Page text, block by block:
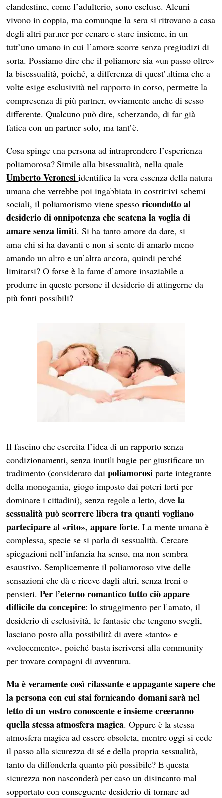
clandestine, come l’adulterio, sono escluse. Alcuni
vivono in coppia, ma comunque la sera si ritrovano a casa
degli altri partner per cenare e stare insieme, in un
tutt’uno umano in cui l’amore scorre senza pregiudizi di
sorta. Possiamo dire che il poliamore sia «un passo oltre»
la bisessualità, poiché, a differenza di quest’ultima che a
volte esige esclusività nel rapporto in corso, permette la
compresenza di più partner, ovviamente anche di sesso
differente. Qualcuno può dire, scherzando, di far già
fatica con un partner solo, ma tant’è.
Cosa spinge una persona ad intraprendere l’esperienza
poliamorosa? Simile alla bisessualità, nella quale
Umberto Veronesiidentifica la vera essenza della natura
umana che verrebbe poi ingabbiata in costrittivi schemi
sociali, il poliamorismo viene spessoricondotto al
desiderio di onnipotenza che scatena la voglia di
amare senza limiti. Si ha tanto amore da dare, si
ama chi si ha davanti e non si sente di amarlo meno
amando un altro e un’altra ancora, quindi perché
limitarsi? O forse è la fame d’amore insaziabile a
produrre in queste persone il desiderio di attingerne da
più fonti possibili?
Il fascino che esercita l’idea di un rapporto senza
condizionamenti, senza inutili bugie per giustificare un
tradimento (considerato daipoliamorosi parte integrante
della monogamia, giogo imposto dai poteri forti per
dominare i cittadini), senza regole a letto, dovela
sessualità può scorrere libera tra quanti vogliano
partecipare al «rito», appare forte. La mente umana è
complessa, specie se si parla di sessualità. Cercare
spiegazioni nell’infanzia ha senso, ma non sembra
esaustivo. Semplicemente il poliamoroso vive delle
sensazioni che dà e riceve dagli altri, senza freni o
pensieri. Per l’eterno romantico tutto ciò appare
difficile da concepire: lo struggimento per l’amato, il
desiderio di esclusività, le fantasie che tengono svegli,
lasciano posto alla possibilità di avere «tanto» e
«velocemente», poiché basta iscriversi alla community
per trovare compagni di avventura.
Ma è veramente così rilassante e appagante sapere che
la persona con cui stai fornicando domani sarà nel
letto di un vostro conoscente e insieme creeranno
quella stessa atmosfera magica. Oppure è la stessa
atmosfera magica ad essere obsoleta, mentre oggi si cede
il passo alla sicurezza di sé e della propria sessualità,
tanto da diffonderla quanto più possibile? E questa
sicurezza non nasconderà per caso un disincanto mal
sopportato con conseguente desiderio di tornare ad